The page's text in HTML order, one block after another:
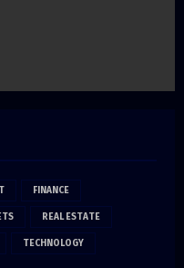
FINANCE
REAL ESTATE
TECHNOLOGY